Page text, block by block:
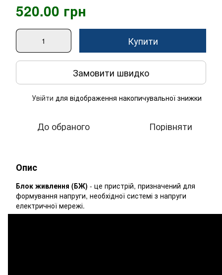
520.00 грн
Купити
Замовити швидко
Увійти для відображення накопичувальної знижки
До обраного Порівняти
Опис
Блок живлення (БЖ) - це пристрій, призначений для
формування напруги, необхідної системі з напруги
електричної мережі.